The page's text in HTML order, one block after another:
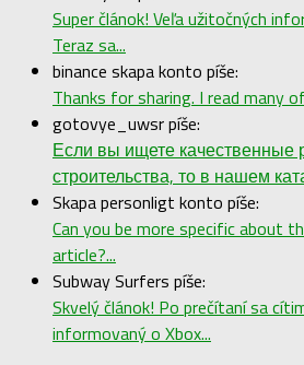
Super článok! Veľa užitočných
Teraz sa...
binance skapa konto píše:
Thanks for sharing. I read many
gotovye_uwsr píše:
Если вы ищете качественные
строительства, то в нашем
Skapa personligt konto píše:
Can you be more specific about
article?...
Subway Surfers píše:
Skvelý článok! Po prečítaní sa
informovaný o Xbox...